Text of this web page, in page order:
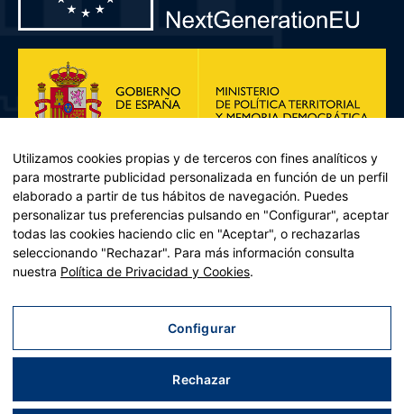
Plan de Recuperación, Transformación y Resiliencia – Financiado por
Recuperación y resiliencia, establecido por el Reglamento (UE)
2021/241 del Parlamento Europeo y del Consejo, de 12 de febrero
Aviso legal|Política de privacidad|Política de cookies|Accesibilidad|Mapa web
Utilizamos cookies propias y de terceros con fines analíticos y
para mostrarte publicidad personalizada en función de un perfil
elaborado a partir de tus hábitos de navegación. Puedes
personalizar tus preferencias pulsando en "Configurar", aceptar
todas las cookies haciendo clic en "Aceptar", o rechazarlas
seleccionando "Rechazar". Para más información consulta
nuestra Política de Privacidad y Cookies.
Configurar
Rechazar